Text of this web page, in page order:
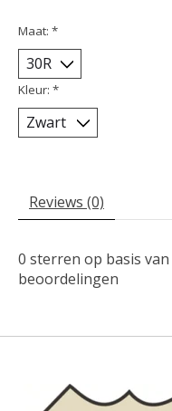
Maat: *
Kleur: *
Reviews (0)
0 sterren op basis van
beoordelingen